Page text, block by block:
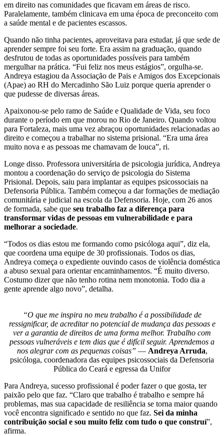
em direito nas comunidades que ficavam em áreas de risco.
Paralelamente, também clinicava em uma época de preconceito com
a saúde mental e de pacientes escassos.
Quando não tinha pacientes, aproveitava para estudar, já que sede de
aprender sempre foi seu forte. Era assim na graduação, quando
desfrutou de todas as oportunidades possíveis para também
mergulhar na prática. “Fui feliz nos meus estágios”, orgulha-se.
Andreya estagiou da Associação de Pais e Amigos dos Excepcionais
(Apae) ao RH do Mercadinho São Luiz porque queria aprender o
que pudesse de diversas áreas.
Apaixonou-se pelo ramo de Saúde e Qualidade de Vida, seu foco
durante o período em que morou no Rio de Janeiro. Quando voltou
para Fortaleza, mais uma vez abraçou oportunidades relacionadas ao
direito e começou a trabalhar no sistema prisional. “Era uma área
muito nova e as pessoas me chamavam de louca”, ri.
Longe disso. Professora universitária de psicologia jurídica, Andreya
montou a coordenação do serviço de psicologia do Sistema
Prisional. Depois, saiu para implantar as equipes psicossociais na
Defensoria Pública. Também começou a dar formações de mediação
comunitária e judicial na escola da Defensoria. Hoje, com 26 anos
de formada, sabe que seu trabalho faz a diferença para
transformar vidas de pessoas em vulnerabilidade e para
melhorar a sociedade.
“Todos os dias estou me formando como psicóloga aqui”, diz ela,
que coordena uma equipe de 30 profissionais. Todos os dias,
Andreya começa o expediente ouvindo casos de violência doméstica
a abuso sexual para orientar encaminhamentos. “É muito diverso.
Costumo dizer que não tenho rotina nem monotonia. Todo dia a
gente aprende algo novo”, detalha.
“O que me inspira no meu trabalho é a possibilidade de
ressignificar, de acreditar no potencial de mudança das pessoas e
ver a garantia de direitos de uma forma melhor. Trabalho com
pessoas vulneráveis e tem dias que é difícil seguir. Aprendemos a
nos alegrar com as pequenas coisas” — Andreya Arruda,
psicóloga, coordenadora das equipes psicossociais da Defensoria
Pública do Ceará e egressa da Unifor
Para Andreya, sucesso profissional é poder fazer o que gosta, ter
paixão pelo que faz. “Claro que trabalho é trabalho e sempre há
problemas, mas sua capacidade de resiliência se torna maior quando
você encontra significado e sentido no que faz. Sei da minha
contribuição social e sou muito feliz com tudo o que construí”,
afirma.